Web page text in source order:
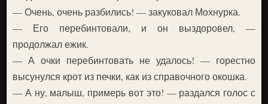
— Очень, очень разбились! — закуковал Мохнурка.
— Его перебинтовали, и он выздоровел, —
продолжал ежик.
— А очки перебинтовать не удалось! — горестно
высунулся крот из печки, как из справочного окошка.
— А ну, малыш, примерь вот это! — раздался голос с